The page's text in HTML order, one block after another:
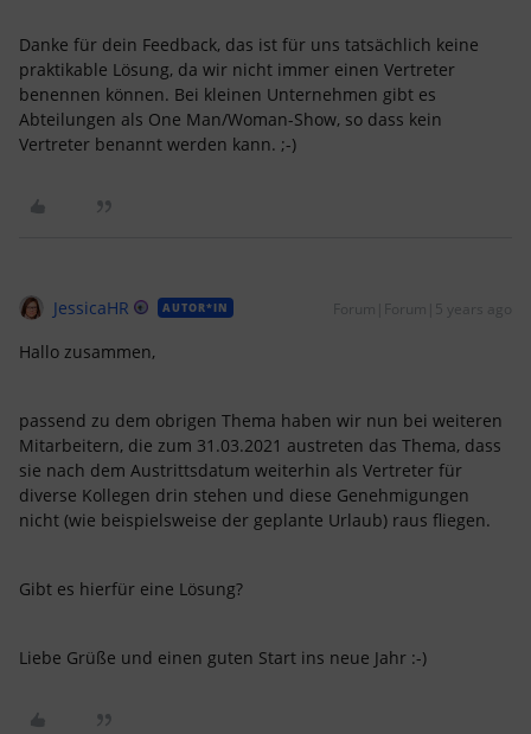
Danke für dein Feedback, das ist für uns tatsächlich keine
praktikable Lösung, da wir nicht immer einen Vertreter
benennen können. Bei kleinen Unternehmen gibt es
Abteilungen als One Man/Woman-Show, so dass kein
Vertreter benannt werden kann. ;-)
JessicaHR AUTOR*IN Forum|Forum|5 years ago
Hallo zusammen,
passend zu dem obrigen Thema haben wir nun bei weiteren
Mitarbeitern, die zum 31.03.2021 austreten das Thema, dass
sie nach dem Austrittsdatum weiterhin als Vertreter für
diverse Kollegen drin stehen und diese Genehmigungen
nicht (wie beispielsweise der geplante Urlaub) raus fliegen.
Gibt es hierfür eine Lösung?
Liebe Grüße und einen guten Start ins neue Jahr :-)